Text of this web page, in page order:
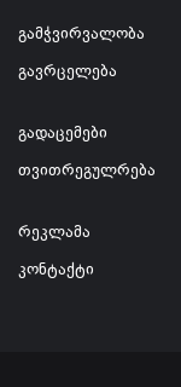
გამჭვირვალობა
გავრცელება
გადაცემები
თვითრეგულრება
რეკლამა
კონტაქტი